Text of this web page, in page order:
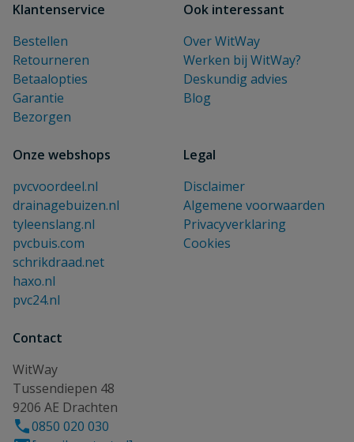
Klantenservice
Bestellen
Retourneren
Betaalopties
Garantie
Bezorgen
Ook interessant
Over WitWay
Werken bij WitWay?
Deskundig advies
Blog
Onze webshops
pvcvoordeel.nl
drainagebuizen.nl
tyleenslang.nl
pvcbuis.com
schrikdraad.net
haxo.nl
pvc24.nl
Legal
Disclaimer
Algemene voorwaarden
Privacyverklaring
Cookies
Contact
WitWay
Tussendiepen 48
9206 AE Drachten
0850 020 030